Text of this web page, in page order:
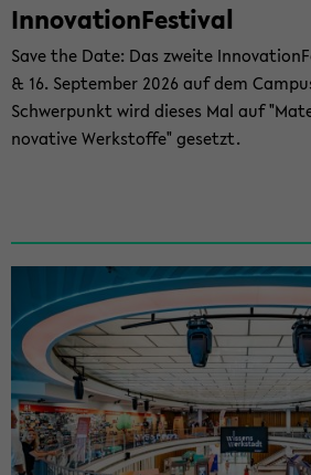
In­no­va­ti­on­Fes­ti­val
Save the Date: Das zwei­te
& 16. Sep­tem­ber 2026 auf dem
Schwer­punkt wird die­ses Mal auf
no­va­ti­ve Werk­stof­fe" ge­setzt.